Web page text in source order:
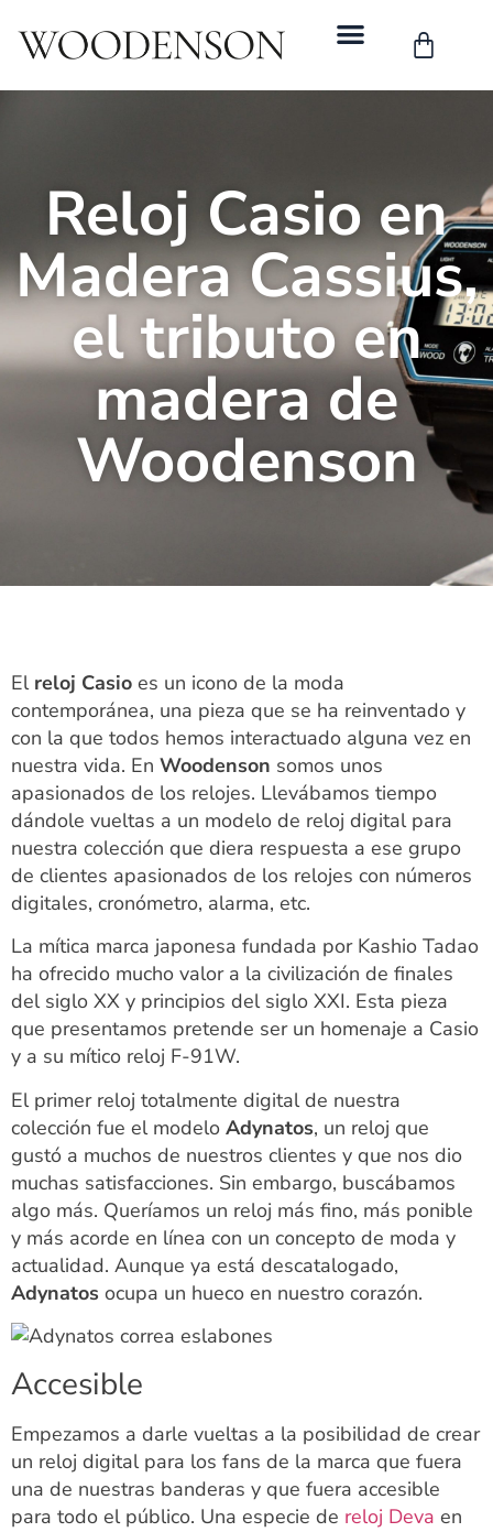
Reloj Casio en
Madera Cassius,
el tributo en
madera de
Woodenson
El reloj Casio es un icono de la moda
contemporánea, una pieza que se ha reinventado y
con la que todos hemos interactuado alguna vez en
nuestra vida. En Woodenson somos unos
apasionados de los relojes. Llevábamos tiempo
dándole vueltas a un modelo de reloj digital para
nuestra colección que diera respuesta a ese grupo
de clientes apasionados de los relojes con números
digitales, cronómetro, alarma, etc.
La mítica marca japonesa fundada por Kashio Tadao
ha ofrecido mucho valor a la civilización de finales
del siglo XX y principios del siglo XXI. Esta pieza
que presentamos pretende ser un homenaje a Casio
y a su mítico reloj F-91W.
El primer reloj totalmente digital de nuestra
colección fue el modelo Adynatos, un reloj que
gustó a muchos de nuestros clientes y que nos dio
muchas satisfacciones. Sin embargo, buscábamos
algo más. Queríamos un reloj más fino, más ponible
y más acorde en línea con un concepto de moda y
actualidad. Aunque ya está descatalogado,
Adynatos ocupa un hueco en nuestro corazón.
Accesible
Empezamos a darle vueltas a la posibilidad de crear
un reloj digital para los fans de la marca que fuera
una de nuestras banderas y que fuera accesible
para todo el público. Una especie de reloj Deva en